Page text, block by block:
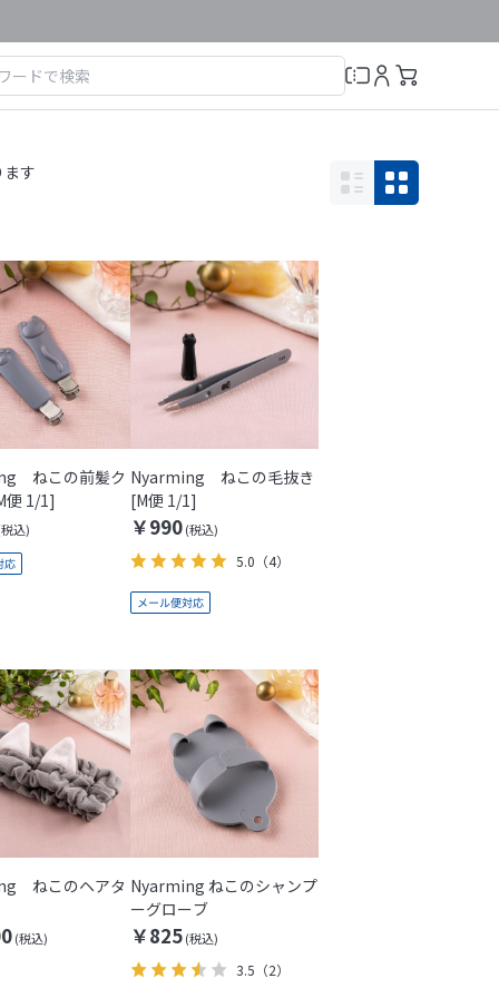
す
ねこの前髪ク
便 1/1]
Nyarming ねこの毛抜き
[M便 1/1]
￥990
5.0 （4）
ねこのヘアタ Nyarming ねこのシャンプ
ーグローブ
￥825
3.5 （2）